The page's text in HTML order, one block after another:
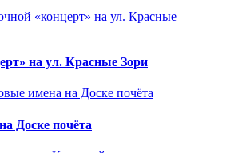
на ул. Красные Зори
Доске почёта